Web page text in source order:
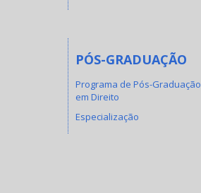
PÓS-GRADUAÇÃO
Programa de Pós-Graduação
em Direito
Especialização